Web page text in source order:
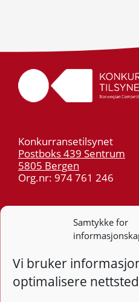
Samtykke for
Vi bruker
optimalisere
Konkurransetilsynet
Postboks 439 Sentrum
5805 Bergen
Org.nr: 974 761 246
post@kt.no